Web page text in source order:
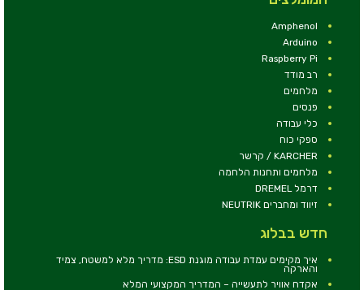
Amphenol
Arduino
Raspberry Pi
רב מודד
מלחמים
פנסים
כלי עבודה
ספקי כוח
KARCHER / קרשר
מלחמים ותחנות הלחמה
דרמל DREMEL
זיווד ומחברים NEUTRIK
חדש בבלוג
איך מקימים עמדת עבודה מוגנת ESD: מדריך מלא למשטח, צמיד
והארקה
אקדח אוויר לתעשייה – המדריך המקצועי המלא